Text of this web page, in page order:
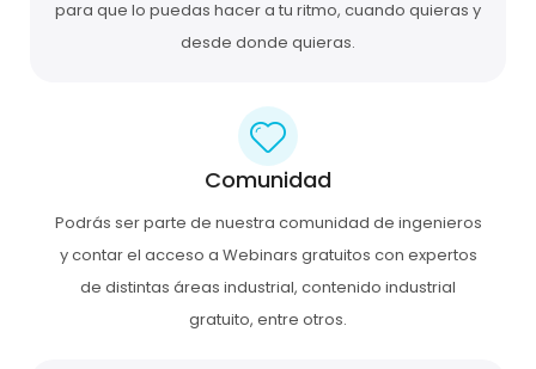
para que lo puedas hacer a tu ritmo, cuando quieras y
desde donde quieras.
Comunidad
Podrás ser parte de nuestra comunidad de ingenieros
y contar el acceso a Webinars gratuitos con expertos
de distintas áreas industrial, contenido industrial
gratuito, entre otros.